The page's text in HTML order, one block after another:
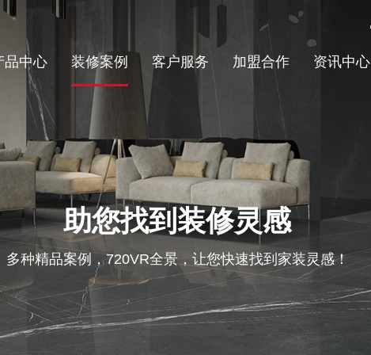
品中心 装修案例 客户服务 加盟合作 资讯中心
助您找到装修灵感
多种精品案例，720VR全景，让您快速找到家装灵感！